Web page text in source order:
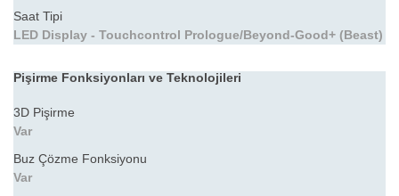
Saat Tipi
LED Display - Touchcontrol Prologue/Beyond-Good+ (Beast)
Pişirme Fonksiyonları ve Teknolojileri
3D Pişirme
Var
Buz Çözme Fonksiyonu
Var